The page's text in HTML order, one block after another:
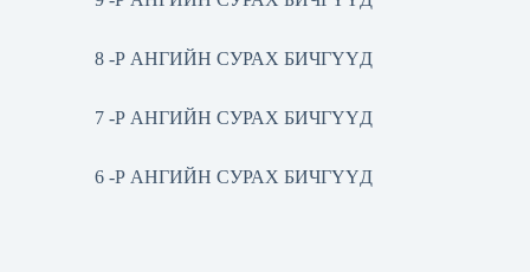
8 -Р АНГИЙН СУРАХ БИЧГҮҮД
7 -Р АНГИЙН СУРАХ БИЧГҮҮД
6 -Р АНГИЙН СУРАХ БИЧГҮҮД